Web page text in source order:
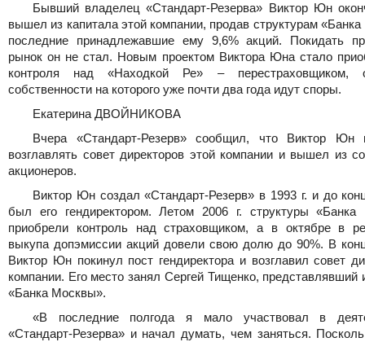
Бывший владелец «Стандарт-Резерва» Виктор Юн
вышел из капитала этой компании, продав структурам
последние принадлежавшие ему 9,6% акций. Покидать
рынок он не стал. Новым проектом Виктора Юна стало
контроля над «Находкой Ре» – перестраховщиком,
собственности на которого уже почти два года идут споры.
Екатерина ДВОЙНИКОВА
Вчера «Стандарт-Резерв» сообщил, что Виктор Юн
возглавлять совет директоров этой компании и вышел из
акционеров.
Виктор Юн создал «Стандарт-Резерв» в 1993 г. и до
был его гендиректором. Летом 2006 г. структуры «Банка
приобрели контроль над страховщиком, а в октябре в
выкупа допэмиссии акций довели свою долю до 90%. В
Виктор Юн покинул пост гендиректора и возглавил совет
компании. Его место занял Сергей Тищенко, представлявший
«Банка Москвы».
«В последние полгода я мало участвовал в
«Стандарт-Резерва» и начал думать, чем заняться.